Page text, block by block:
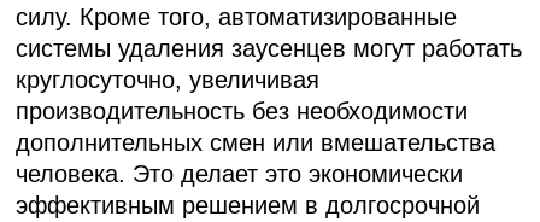
силу. Кроме того, автоматизированные
системы удаления заусенцев могут работать
круглосуточно, увеличивая
производительность без необходимости
дополнительных смен или вмешательства
человека. Это делает это экономически
эффективным решением в долгосрочной